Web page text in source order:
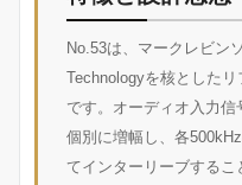
No.53は、マークレビン
Technologyを核とした
です。オーディオ入力
個別に増幅し、各
てインターリーブするこ